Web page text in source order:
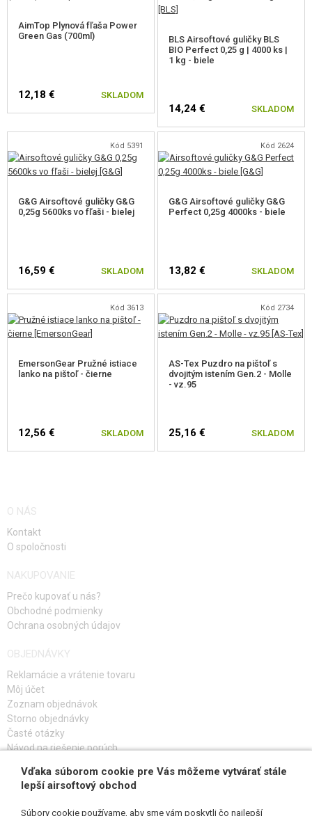
AimTop Plynová fľaša Power
Green Gas (700ml)
12,18 € SKLADOM
BLS Airsoftové guličky BLS
BIO Perfect 0,25 g | 4000 ks |
1 kg - biele
14,24 € SKLADOM
Kód 5391
G&G Airsoftové guličky G&G
0,25g 5600ks vo fľaši - bielej
16,59 € SKLADOM
Kód 2624
G&G Airsoftové guličky G&G
Perfect 0,25g 4000ks - biele
13,82 € SKLADOM
Kód 3613
EmersonGear Pružné istiace
lanko na pištoľ - čierne
12,56 € SKLADOM
Kód 2734
AS-Tex Puzdro na pištoľ s
dvojitým istením Gen.2 - Molle
- vz.95
25,16 € SKLADOM
O NÁS
Kontakt
O spoločnosti
NAKUPOVANIE
Prečo kupovať u nás?
Obchodné podmienky
Ochrana osobných údajov
OBJEDNÁVKY
Reklamácie a vrátenie tovaru
Môj účet
Zoznam objednávok
Storno objednávky
Časté otázky
Návod na riešenie porúch
PRIHLÁS SA K ODBERU
Vďaka súborom cookie pre Vás môžeme vytvárať stále
lepší airsoftový obchod
Súbory cookie používame, aby sme vám poskytli čo najlepší